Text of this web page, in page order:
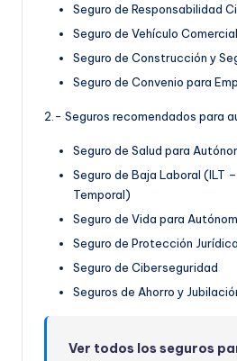
Seguro de Responsabilidad
Seguro de Vehículo Comercial
Seguro de Construcción y
Seguro de Convenio para
2.- Seguros recomendados para
Seguro de Salud para
Seguro de Baja Laboral (ILT
Temporal)
Seguro de Vida para
Seguro de Protección Jurídica
Seguro de Ciberseguridad
Seguros de Ahorro y
Ver todos los seguros